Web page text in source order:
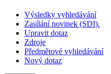
Výsledky vyhledávání
Zasílání novinek (SDI).
Upravit dotaz
Zdroje
Předmětové vyhledávání
Nový dotaz